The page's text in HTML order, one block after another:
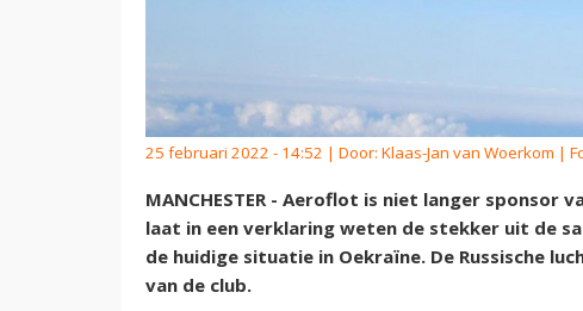
25 februari 2022 - 14:52 | Door: Klaas-Jan van Woerkom |
MANCHESTER - Aeroflot is niet langer sponsor
laat in een verklaring weten de stekker uit de
de huidige situatie in Oekraïne. De Russische
van de club.